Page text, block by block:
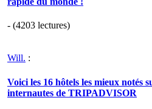
- (4203 lectures)
Will. :
Voici les 16 hôtels les mieux notés
internautes de TRIPADVISOR